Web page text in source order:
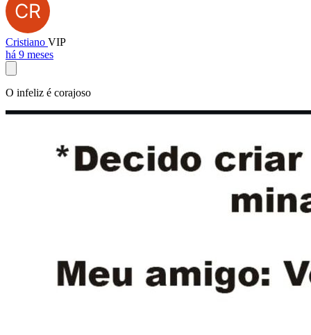
Cristiano VIP
há 9 meses
O infeliz é corajoso